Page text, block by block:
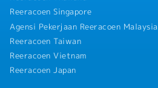
Reeracoen Singapore
Agensi Pekerjaan Reeracoen Malaysia
Reeracoen Taiwan
Reeracoen Vietnam
Reeracoen Japan